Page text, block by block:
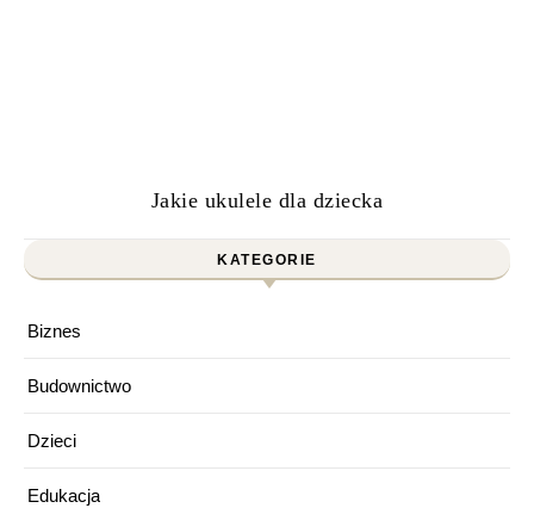
Jakie ukulele dla dziecka
KATEGORIE
Biznes
Budownictwo
Dzieci
Edukacja